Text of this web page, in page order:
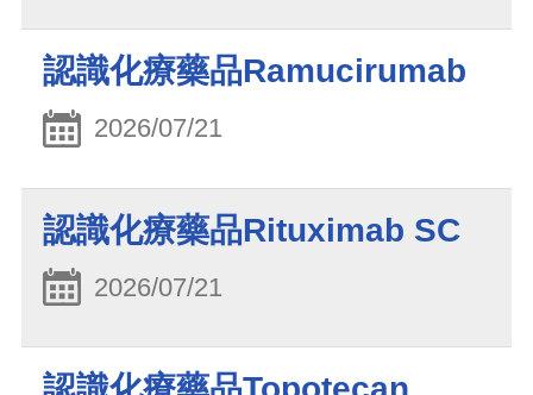
認識化療藥品Ramucirumab
2026/07/21
認識化療藥品Rituximab SC
2026/07/21